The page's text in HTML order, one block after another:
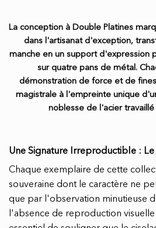
La conception à Double Platines
dans l'artisanat d'exception,
manche en un support d'expression
sur quatre pans de métal.
démonstration de force et de
magistrale à l'empreinte unique
noblesse de l'acier travaillé
Une Signature Irreproductible :
Chaque exemplaire de cette
souveraine dont le caractère ne
que par l'observation minutieuse
l'absence de reproduction